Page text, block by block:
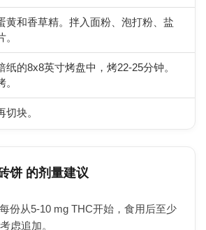
黄和香草精。拌入面粉、泡打粉、盐
纸的8x8英寸烤盘中，烤22-25分钟。
切块。
饼 的剂量建议
份从5-10 mg THC开始，食用后至少
虑追加。